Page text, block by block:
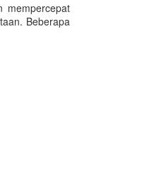
mempercepat
Beberapa